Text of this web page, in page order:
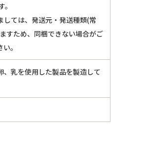
ては、発送元・発送種類(常
すため、同梱できない場合がご
。
乳を使用した製品を製造して